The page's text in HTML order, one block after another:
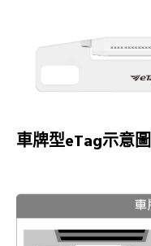
車牌型eTag示意圖